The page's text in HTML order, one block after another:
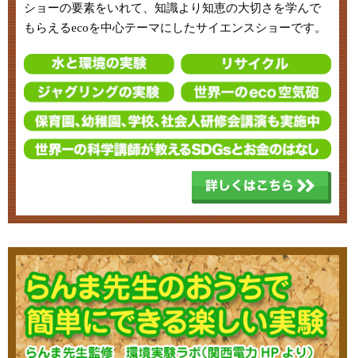
ショーの要素をいれて、知識より知恵の大切さを学んで
もらえるecoを中心テーマにしたサイエンスショーです。